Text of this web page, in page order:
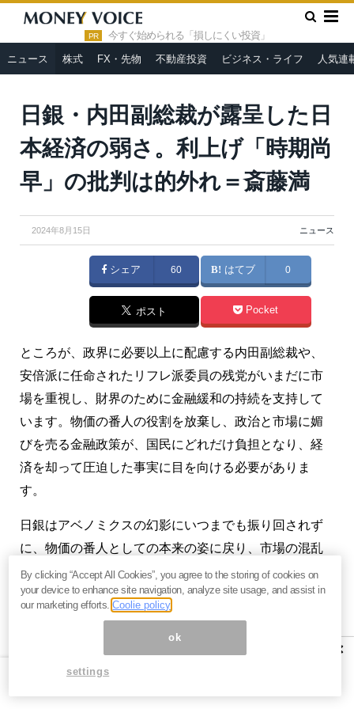
PR 今すぐ始められる「損しにくい投資」
ニュース 株式 FX・先物 不動産投資 ビジネス・ライフ 人気連
HOME » ニュース »
日銀・内田副総裁が露呈した日本経済の弱
さ。利上げ「時期尚早」の批判は的外れ＝斎藤満
日銀・内田副総裁が露呈した日
本経済の弱さ。利上げ「時期尚
早」の批判は的外れ＝斎藤満
2024年8月15日 ニュース
シェア 60 はてブ 0
ポスト Pocket
ところが、政界に必要以上に配慮する内田副総裁や、
安倍派に任命されたリフレ派委員の残党がいまだに市
場を重視し、財界のために金融緩和の持続を支持して
います。物価の番人の役割を放棄し、政治と市場に媚
びを売る金融政策が、国民にどれだけ負担となり、経
済を却って圧迫した事実に目を向ける必要がありま
す。
日銀はアベノミクスの幻影にいつまでも振り回されず
に、物価の番人としての本来の姿に戻り、市場の混乱
を回避するための市場との対話をしつつ、物価高抑制
には断固とした姿勢を示す強さが必要です。政府や市
場に迎合する日銀は信認を失いかねません。
続きはご購読ください。初月無料です
×
By clicking “Accept All Cookies”, you agree to the storing of cookies on
your device to enhance site navigation, analyze site usage, and assist in
our marketing efforts.Coolie policy
ok
settings